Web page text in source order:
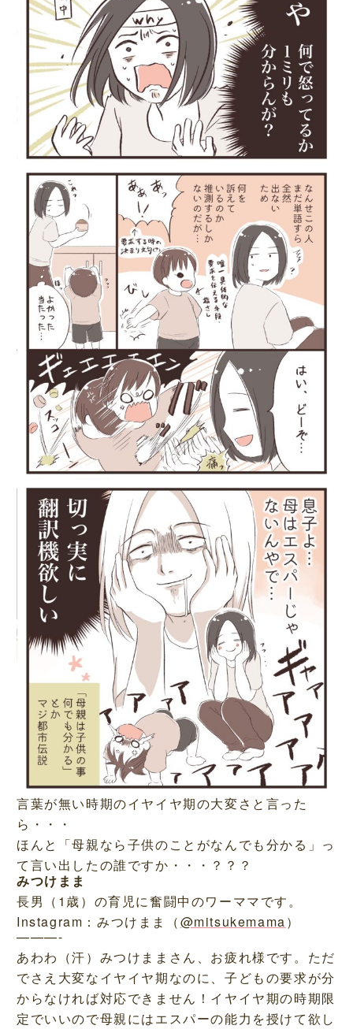
言葉が無い時期のイヤイヤ期の大変さと言った
ら・・・
ほんと「母親なら子供のことがなんでも分かる」っ
て言い出したの誰ですか・・・？？？
みつけまま
長男（1歳）の育児に奮闘中のワーママです。
Instagram：みつけまま（@mitsukemama）
———-
あわわ（汗）みつけままさん、お疲れ様です。ただ
でさえ大変なイヤイヤ期なのに、子どもの要求が分
からなければ対応できません！イヤイヤ期の時期限
定でいいので母親にはエスパーの能力を授けて欲し